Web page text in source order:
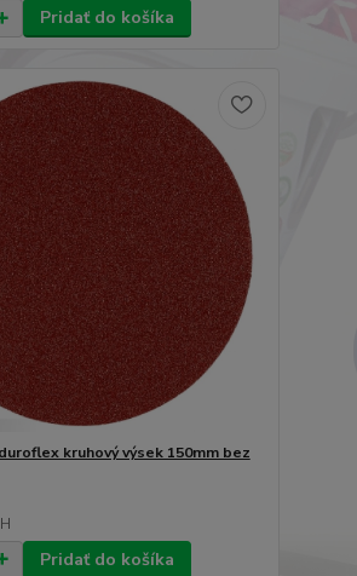
Pridať do košíka
kruhový výsek 150mm bez
Pridať do košíka